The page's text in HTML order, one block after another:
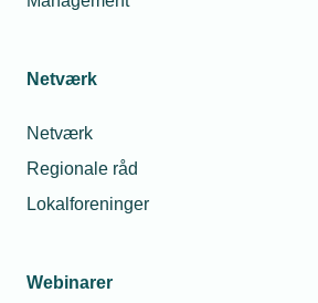
Netværk
Netværk
Regionale råd
Lokalforeninger
Webinarer
Relaterede nyheder